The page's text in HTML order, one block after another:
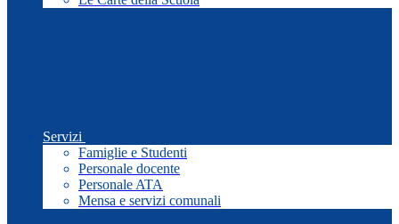
Servizi
Famiglie e Studenti
Personale docente
Personale ATA
Mensa e servizi comunali